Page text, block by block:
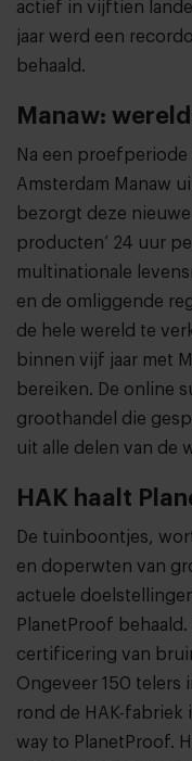
actief in vijftien
jaar werd een
behaald.
Manaw:
Na een
Amsterdam Manaw
bezorgt deze
producten’ 24 uur
multinationale
en de omliggende
de hele wereld te
binnen vijf jaar met
bereiken. De online
groothandel die
uit alle delen van de
HAK haalt
De tuinboontjes,
en doperwten van
actuele
PlanetProof
certificering van
Ongeveer 150 telers
rond de HAK-fabriek
way to PlanetProof.